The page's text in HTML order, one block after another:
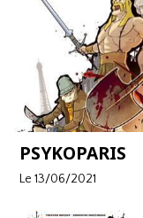
PSYKOPARIS
Le 13/06/2021